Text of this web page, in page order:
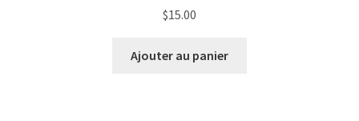
$15.00
Ajouter au panier